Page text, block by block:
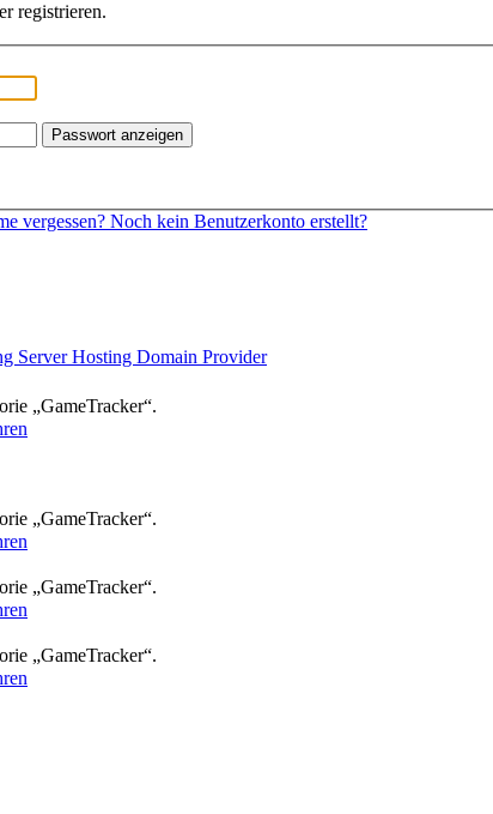
registrieren.
Passwort anzeigen
vergessen? Noch kein Benutzerkonto erstellt?
„GameTracker“.
„GameTracker“.
„GameTracker“.
„GameTracker“.